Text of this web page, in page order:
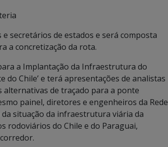
secretários de estados e será composta
a concretização da rota.
a Implantação da Infraestrutura do
Chile’ e terá apresentações de analistas
de traçado para a ponte
painel, diretores e engenheiros da Rede
situação da infraestrutura viária da
rodoviários do Chile e do Paraguai,